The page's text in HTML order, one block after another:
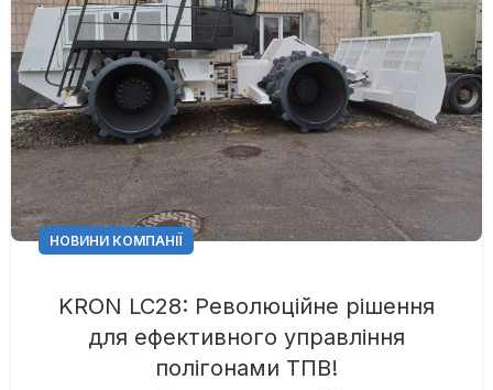
НОВИНИ КОМПАНІЇ
KRON LC28: Революційне рішення
для ефективного управління
полігонами ТПВ!